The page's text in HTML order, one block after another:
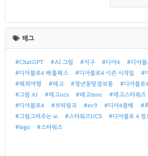
최
근
글
태그
#ChatGPT #AI 그림 #지구 #디아4
#디아
#디아블로4 배틀패스
#디아블로4 시즌 시작일
#
#해외여행
#레고 #청년몽땅정보통 #디아블로
#그림 AI
#레고ucs #레고moc #레고스타워즈
#디아블로4
#브릭링크 #ev9 #디아4클베
#
#그림그려주는 ai
#스타워즈UCS #디아블로 4 정
#lego
#스타워즈